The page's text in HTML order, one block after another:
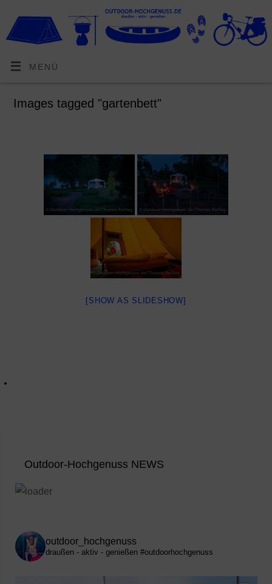
MENÜ
Images tagged "gartenbett"
[SHOW AS SLIDESHOW]
Outdoor-Hochgenuss NEWS
outdoor_hochgenuss
draußen - aktiv - genießen #outdoorhochgenuss